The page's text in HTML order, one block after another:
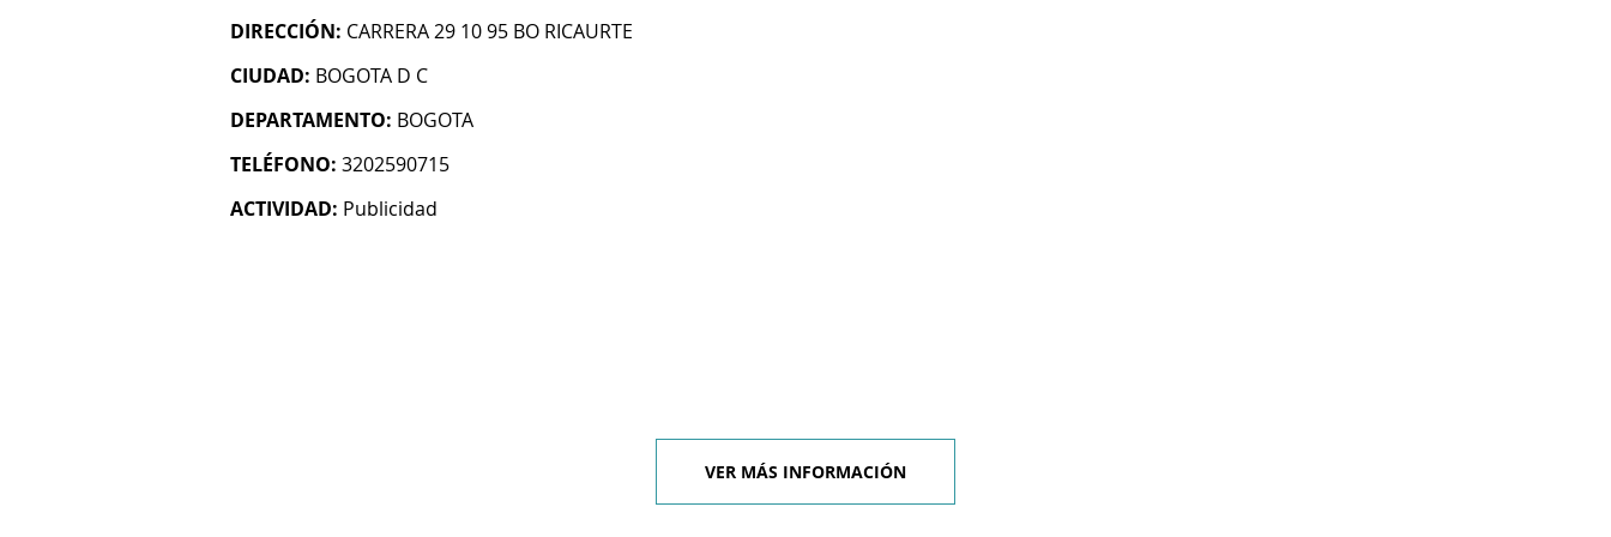
DIRECCIÓN: CARRERA 29 10 95 BO RICAURTE
CIUDAD: BOGOTA D C
DEPARTAMENTO: BOGOTA
TELÉFONO: 3202590715
ACTIVIDAD: Publicidad
VER MÁS INFORMACIÓN